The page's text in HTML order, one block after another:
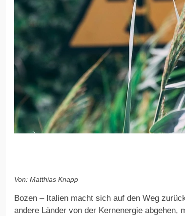
Von: Matthias Knapp
Bozen – Italien macht sich auf den Weg
andere Länder von der Kernenergie abgehen,